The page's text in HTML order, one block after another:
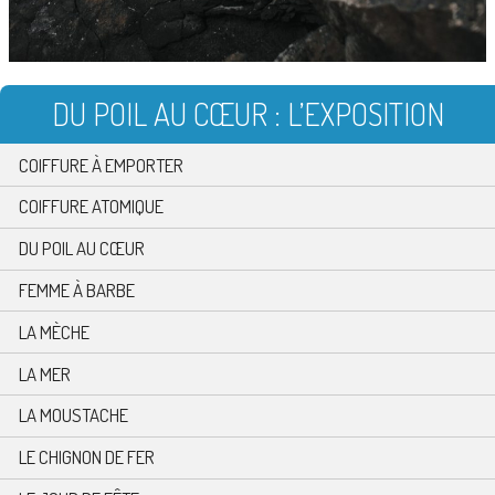
DU POIL AU CŒUR : L’EXPOSITION
COIFFURE À EMPORTER
COIFFURE ATOMIQUE
DU POIL AU CŒUR
FEMME À BARBE
LA MÈCHE
LA MER
LA MOUSTACHE
LE CHIGNON DE FER